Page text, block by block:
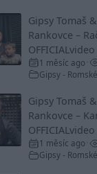
Gipsy Tomaš
Rankovce –
1 měsíc ago
Gipsy -
Gipsy Tomaš
Rankovce –
1 měsíc ago
Gipsy -